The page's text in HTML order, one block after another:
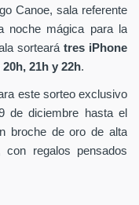
Canoe, sala referente
noche mágica para la
sorteará tres iPhone
20h, 21h y 22h.
este sorteo exclusivo
de diciembre hasta el
broche de oro de alta
con regalos pensados